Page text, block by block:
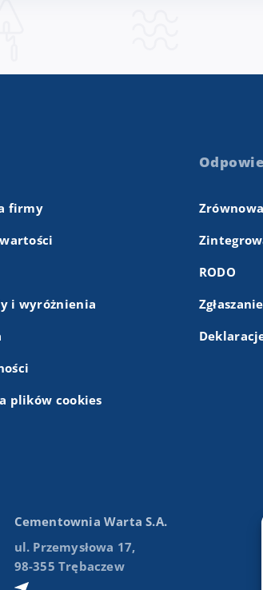
firmy
i wyróżnienia
plików cookies
RODO
Cementownia Warta S.A.
ul. Przemysłowa 17,
98-355 Trębaczew